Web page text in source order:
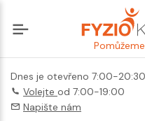
Dnes je otevřeno 7:00-20:30
Volejte od 7:00-19:00
Napište nám